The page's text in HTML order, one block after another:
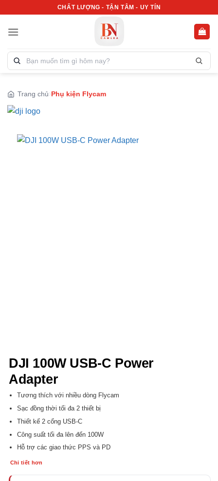
nội
CHẤT LƯỢNG - TẬN TÂM - UY TÍN
Tìm
kiếm
phẩm:
Trang chủ Phụ kiện Flycam
DJI 100W USB-C Power
Adapter
Tương thích với nhiều dòng Flycam
Sạc đồng thời tối đa 2 thiết bị
Thiết kế 2 cổng USB-C
Công suất tối đa lên đến 100W
Hỗ trợ các giao thức PPS và PD
Chi tiết hơn